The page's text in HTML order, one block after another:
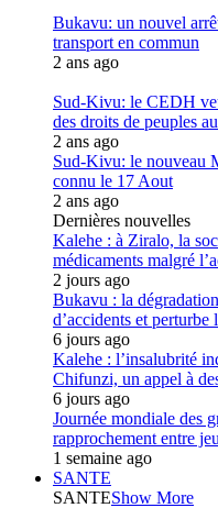
Bukavu: un nouvel
transport en commun
2 ans ago
Sud-Kivu: le CEDH
des droits de peuples
2 ans ago
Sud-Kivu: le nouveau
connu le 17 Aout
2 ans ago
Dernières nouvelles
Kalehe : à Ziralo, la
médicaments malgré
2 jours ago
Bukavu : la
d’accidents et perturbe
6 jours ago
Kalehe : l’insalubrité
Chifunzi, un appel à
6 jours ago
Journée mondiale des
rapprochement entre
1 semaine ago
SANTE
SANTEShow More